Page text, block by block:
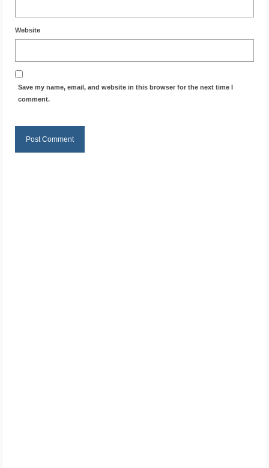
Website
Save my name, email, and website in this browser for the next time I
comment.